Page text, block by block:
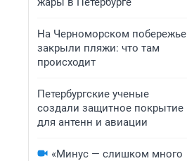
На Черноморском побережье
закрыли пляжи: что там
происходит
Петербургские ученые
создали защитное покрытие
для антенн и авиации
«Минус — слишком много